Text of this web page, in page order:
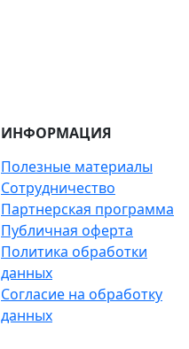
ИНФОРМАЦИЯ
Полезные материалы
Сотрудничество
Партнерская программа
Публичная оферта
Политика обработки
данных
Согласие на обработку
данных